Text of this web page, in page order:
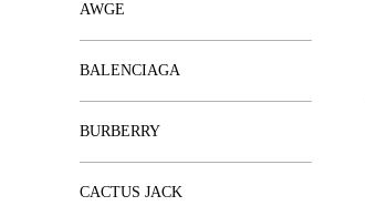
AWGE
BALENCIAGA
BURBERRY
CACTUS JACK